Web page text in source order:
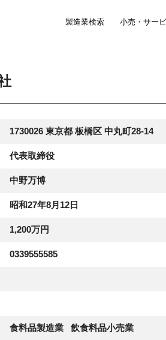
製造業検索 小売・サー
1730026 東京都 板橋区 中丸町28-14
代表取締役
中野万博
昭和27年8月12日
1,200万円
0339555585
食料品製造業 飲食料品小売業